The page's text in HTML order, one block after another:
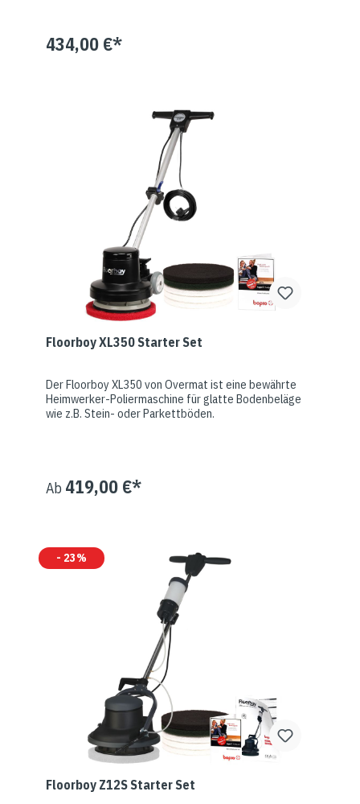
434,00 €*
Floorboy XL350 Starter Set
Der Floorboy XL350 von Overmat ist eine bewährte
Heimwerker-Poliermaschine für glatte Bodenbeläge
wie z.B. Stein- oder Parkettböden.
Ab 419,00 €*
- 23%
Floorboy Z12S Starter Set